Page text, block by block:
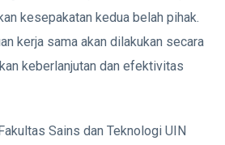
kesepakatan kedua belah pihak.
kerja sama akan dilakukan secara
keberlanjutan dan efektivitas
Sains dan Teknologi UIN